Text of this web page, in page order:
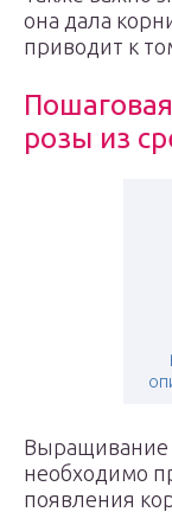
она дала
приводит к
розы из
Выращивание
необходимо
появления